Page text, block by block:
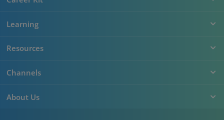
Learning
Resources
Channels
About Us